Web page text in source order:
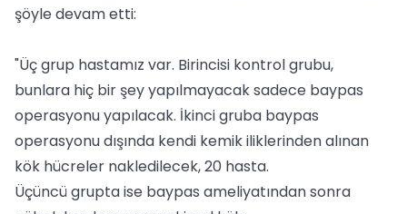
şöyle devam etti:
"Üç grup hastamız var. Birincisi kontrol grubu,
bunlara hiç bir şey yapılmayacak sadece baypas
operasyonu yapılacak. İkinci gruba baypas
operasyonu dışında kendi kemik iliklerinden alınan
kök hücreler nakledilecek, 20 hasta.
Üçüncü grupta ise baypas ameliyatından sonra